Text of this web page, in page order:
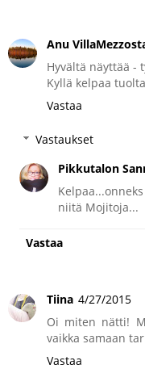
Anu
Hyvältä näyttää -
Kyllä kelpaa
Vastaa
Vastaukset
Pikkutalon
niitä Mojitoja...
Vastaa
Tiina 4/27/2015
Oi miten nätti!
vaikka samaan
Vastaa